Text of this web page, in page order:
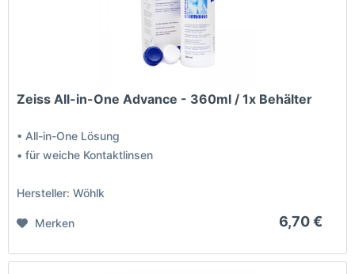
Zeiss All-in-One Advance - 360ml / 1x Behälter
• All-in-One Lösung
• für weiche Kontaktlinsen
Hersteller: Wöhlk
6,70 €
Merken